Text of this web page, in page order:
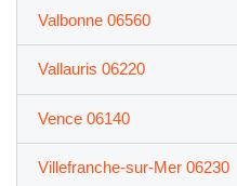
Valbonne 06560
Vallauris 06220
Vence 06140
Villefranche-sur-Mer 06230